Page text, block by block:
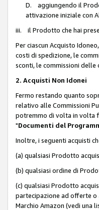
D. aggiungendo il
attivazione iniziale con
iii. il Prodotto che hai
Per ciascun Acquisto
costi di spedizione, le
sconti, le commissioni
2. Acquisti Non Idonei
Fermo restando quanto
relativo alle Commissioni
potremmo di volta in volta
"Documenti del
Inoltre, i seguenti acquisti
(a) qualsiasi Prodotto
(b) qualsiasi ordine di
(c) qualsiasi Prodotto
partecipazione ad offerte o
Marchio Amazon (vedi una